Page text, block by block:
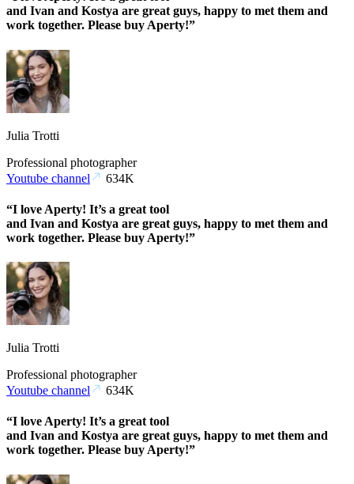
and Ivan and Kostya are great guys, happy to met them and
work together. Please buy Aperty!”
Julia Trotti
Professional photographer
Youtube channel
634K
“I love Aperty! It’s a great tool
and Ivan and Kostya are great guys, happy to met them and
work together. Please buy Aperty!”
Julia Trotti
Professional photographer
Youtube channel
634K
“I love Aperty! It’s a great tool
and Ivan and Kostya are great guys, happy to met them and
work together. Please buy Aperty!”